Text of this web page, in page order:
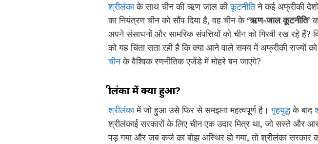
श्रीलंकाके साथ चीन की ऋण जाल कीकूटनीतिने कई अफ्रीकी
का नियंत्रण चीन को सौंप दिया है, वह चीन के ‘ऋण-जाल कूटनीति’
अपने संसाधनों और सामरिक संपत्तियों को चीन को गिरवी रख रहे हैं?
को यह चिंता सता रही है कि क्या आने वाले समय में अफ्रीकी राज्यों
चीनके वैश्विक रणनीतिक एजेंडे में मोहरे बन जाएंगे?
श्रीलंका में क्या हुआ?
श्रीलंकामें जो हुआ उसे फिर से समझना महत्वपूर्ण है।गृहयुद्धके बाद
श्रीलंकाई सरकारों के लिए चीन एक उदार मित्र था, जो सस्ते
पड़ गया और जब कर्ज का बोझ अस्थिर हो गया, तो श्रीलंका